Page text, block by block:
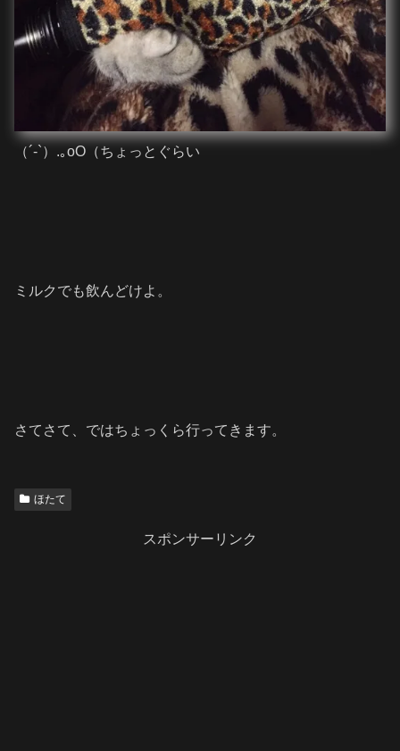
（´-`）.｡oO（ちょっとぐらい
ミルクでも飲んどけよ。
さてさて、ではちょっくら行ってきます。
ほたて
スポンサーリンク